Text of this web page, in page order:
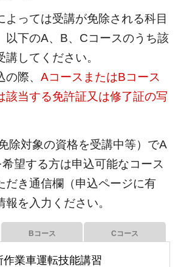
よっては受講が免除される科目
以下のA、B、Cコースのうち該
してください。
の際、AコースまたはBコース
該当する免許証又は修了証の写
除対象の資格を受講中等）でA
望する方は申込可能なコース
だき通信欄（申込ページに有
報を入力ください。
Bコース Cコース
作業車運転技能講習